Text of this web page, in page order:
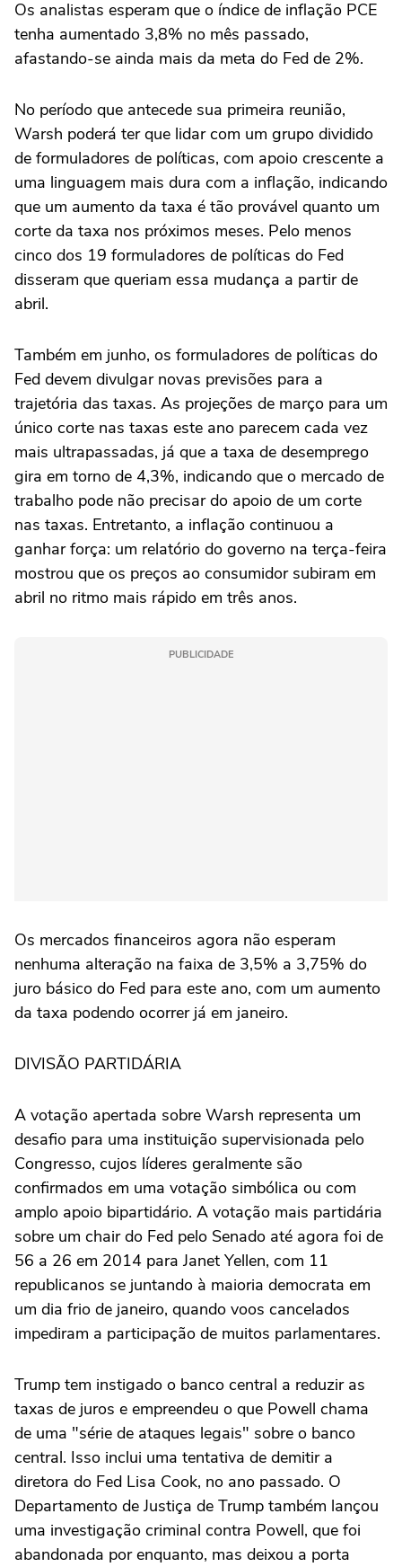
Os analistas esperam que o índice de inflação PCE
tenha aumentado 3,8% no mês passado,
afastando-se ainda mais da meta do Fed de 2%.
No período que antecede sua primeira reunião,
Warsh poderá ter que lidar com um grupo dividido
de formuladores de políticas, ‌com apoio crescente a
uma linguagem mais dura com a inflação, indicando
que um aumento da taxa é tão provável quanto um
corte da taxa nos próximos meses. Pelo menos
cinco ‌dos 19 formuladores de políticas do Fed
disseram que ⁠queriam essa mudança a partir de
abril.
Também em ⁠junho, os formuladores de políticas do
Fed devem divulgar novas previsões para a
trajetória das taxas. As projeções de março para um
único corte nas taxas este ano parecem cada vez
mais ⁠ultrapassadas, já que a taxa de desemprego
gira em torno de 4,3%, indicando que o mercado de
trabalho ‌pode não precisar do apoio de um corte
nas ‌taxas. Entretanto, a inflação continuou a
ganhar força: um relatório do governo na terça-feira
mostrou que os preços ao consumidor subiram em
abril no ritmo mais rápido em três anos.
PUBLICIDADE
Os mercados financeiros agora não esperam
nenhuma alteração na faixa de 3,5% a 3,75% do
juro básico do Fed para este ano, com um aumento
da taxa podendo ocorrer já em janeiro.
DIVISÃO PARTIDÁRIA
A votação apertada sobre Warsh representa um
desafio para uma instituição supervisionada pelo
Congresso, cujos líderes geralmente são
confirmados ⁠em uma votação simbólica ou com
amplo apoio bipartidário. A votação mais partidária
sobre um chair do Fed pelo Senado até agora foi de
56 a 26 em 2014 para Janet Yellen, com 11
republicanos se juntando à maioria democrata em
um dia frio de janeiro, quando voos cancelados
impediram a participação de muitos parlamentares.
Trump tem instigado o banco central a reduzir as
taxas de juros e empreendeu o que Powell chama
de uma "série de ataques legais" sobre o banco
central. Isso inclui uma tentativa de demitir a
diretora do Fed Lisa Cook, no ano passado. O
Departamento de Justiça de Trump também lançou
uma ‌investigação criminal contra Powell, que foi
abandonada por enquanto, mas deixou a porta